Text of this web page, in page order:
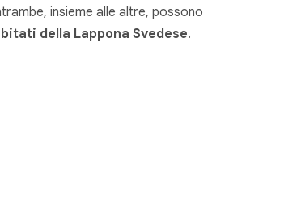
insieme alle altre, possono
della Lappona Svedese.